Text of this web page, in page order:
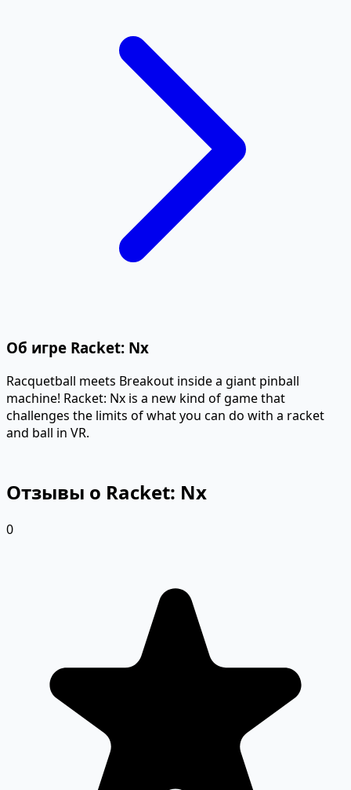
Об игре Racket: Nx
Racquetball meets Breakout inside a giant pinball
machine! Racket: Nx is a new kind of game that
challenges the limits of what you can do with a racket
and ball in VR.
Отзывы о Racket: Nx
0